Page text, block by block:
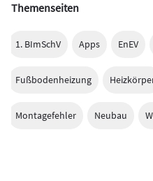
Themenseiten
1. BImSchV Apps EnEV
Fußbodenheizung
Montagefehler Neubau